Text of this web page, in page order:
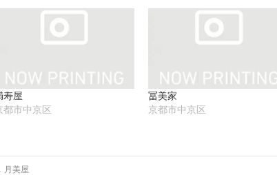
有
ウ
で
開
き
ま
す)
リ
ッ
い
(新
し
ウ
ィ
開
ェ
ア
(新
し
い
ウ
ド
ウ
で
寿屋
都市中京区
冨美家
京都市中京区
月美屋